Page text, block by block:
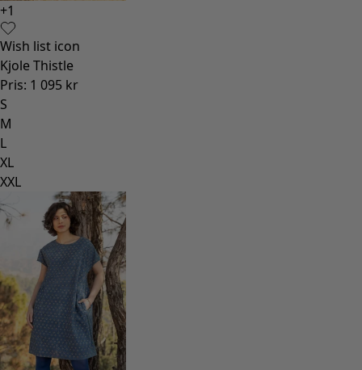
+1
Wish list icon
Kjole Thistle
Pris: 1 095 kr
S
M
L
XL
XXL